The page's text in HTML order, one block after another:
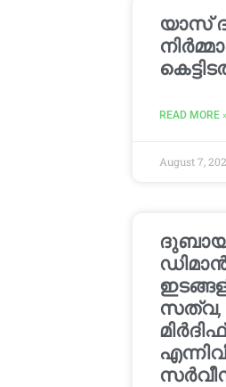
യാസ്
READ MORE »
August 7,
മിർദിഫ്